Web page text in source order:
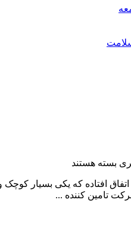
بسته هستند
اتفاق افتاده که یکی بسیار